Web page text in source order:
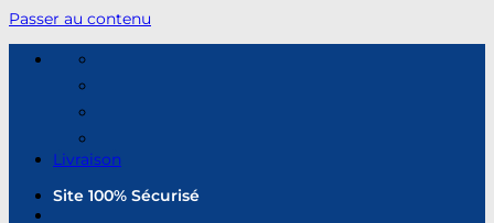
Passer au contenu
Livraison
Site 100% Sécurisé